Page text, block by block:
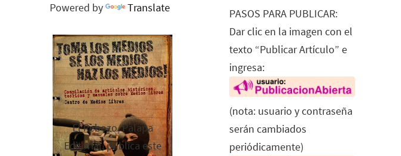
Powered by Translate
El Rebozo, Palapa
Editorial, publica este
PASOS PARA PUBLICAR:
Dar clic en la imagen con el
texto “Publicar Artículo” e
ingresa:
(nota: usuario y contraseña
serán cambiados
periódicamente)